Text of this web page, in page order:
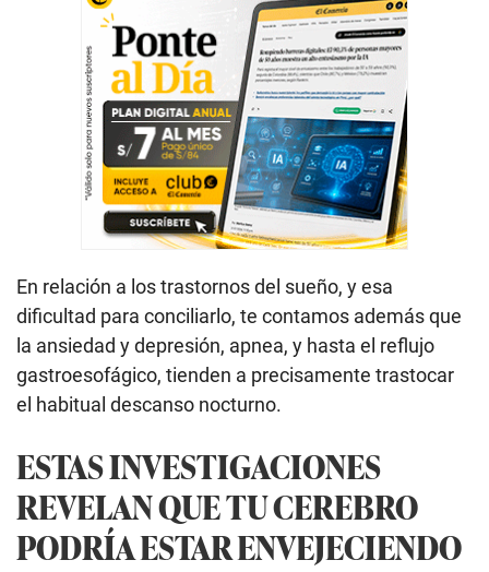
En relación a los trastornos del sueño, y esa
dificultad para conciliarlo, te contamos además que
la ansiedad y depresión, apnea, y hasta el reflujo
gastroesofágico, tienden a precisamente trastocar
el habitual descanso nocturno.
ESTAS INVESTIGACIONES
REVELAN QUE TU CEREBRO
PODRÍA ESTAR ENVEJECIENDO